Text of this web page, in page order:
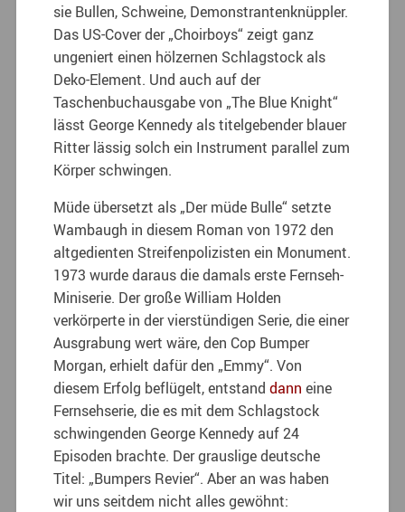
sie Bullen, Schweine, Demonstrantenknüppler.
Das US-Cover der „Choirboys“ zeigt ganz
ungeniert einen hölzernen Schlagstock als
Deko-Element. Und auch auf der
Taschenbuchausgabe von „The Blue Knight“
lässt George Kennedy als titelgebender blauer
Ritter lässig solch ein Instrument parallel zum
Körper schwingen.
Müde übersetzt als „Der müde Bulle“ setzte
Wambaugh in diesem Roman von 1972 den
altgedienten Streifenpolizisten ein Monument.
1973 wurde daraus die damals erste Fernseh-
Miniserie. Der große William Holden
verkörperte in der vierstündigen Serie, die einer
Ausgrabung wert wäre, den Cop Bumper
Morgan, erhielt dafür den „Emmy“. Von
diesem Erfolg beflügelt, entstanddann eine
Fernsehserie, die es mit dem Schlagstock
schwingenden George Kennedy auf 24
Episoden brachte. Der grauslige deutsche
Titel: „Bumpers Revier“. Aber an was haben
wir uns seitdem nicht alles gewöhnt: